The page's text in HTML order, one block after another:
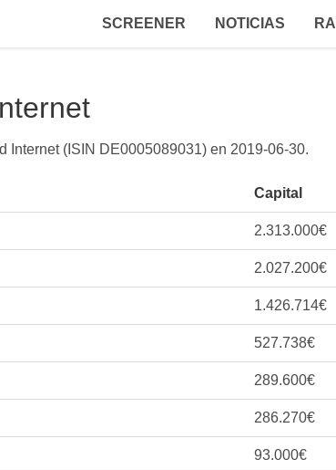
SCREENER NOTICIAS
Internet (ISIN DE0005089031) en 2019-06-30.
Capital
2.313.000€
2.027.200€
1.426.714€
527.738€
289.600€
286.270€
93.000€